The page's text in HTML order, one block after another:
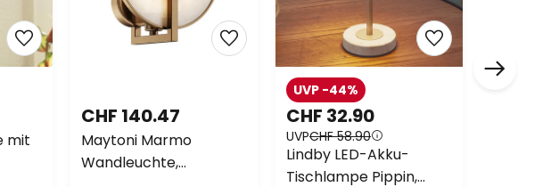
mit
CHF 140.47
Maytoni Marmo
Wandleuchte,
CHF 32.90
UVPCHF 58.90
UVP -44%
Lindby LED-Akku-
Tischlampe Pippin,